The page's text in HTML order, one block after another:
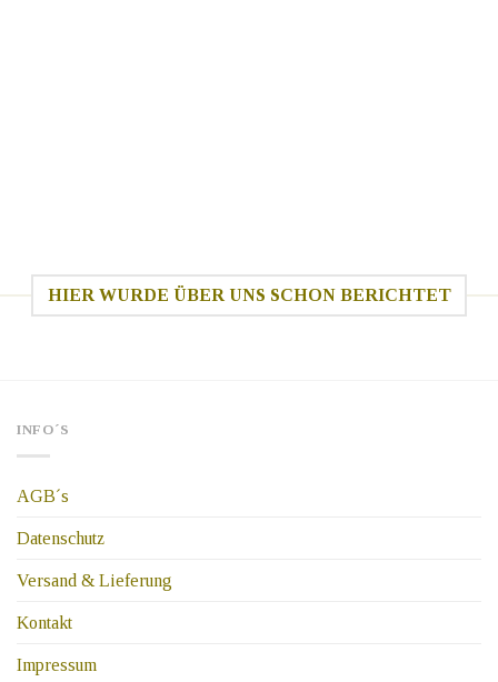
HIER WURDE ÜBER UNS SCHON BERICHTET
INFO´S
AGB´s
Datenschutz
Versand & Lieferung
Kontakt
Impressum